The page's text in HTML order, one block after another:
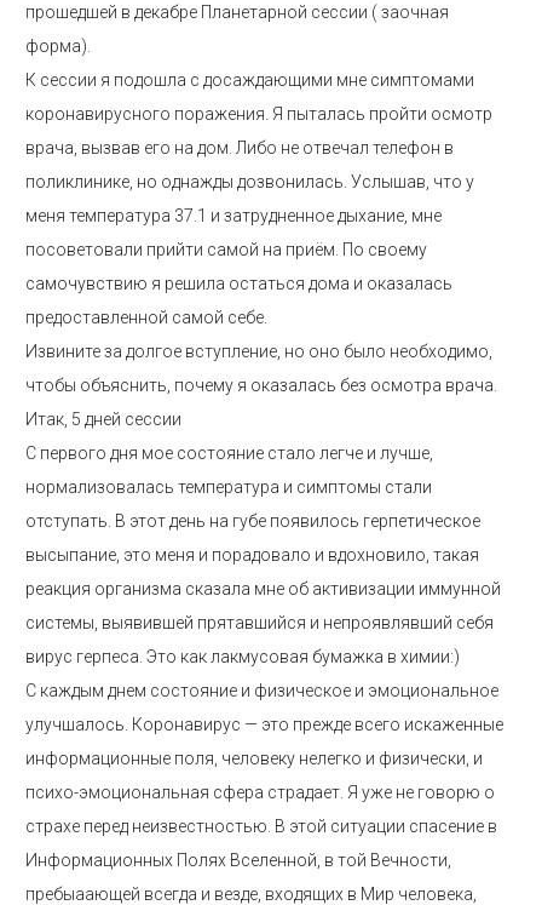
прошедшей в декабре Планетарной сессии ( заочная
форма).
К сессии я подошла с досаждающими мне симптомами
коронавирусного поражения. Я пыталась пройти осмотр
врача, вызвав его на дом. Либо не отвечал телефон в
поликлинике, но однажды дозвонилась. Услышав, что у
меня температура 37.1 и затрудненное дыхание, мне
посоветовали прийти самой на приём. По своему
самочувствию я решила остаться дома и оказалась
предоставленной самой себе.
Извините за долгое вступление, но оно было необходимо,
чтобы объяснить, почему я оказалась без осмотра врача.
Итак, 5 дней сессии
С первого дня мое состояние стало легче и лучше,
нормализовалась температура и симптомы стали
отступать. В этот день на губе появилось герпетическое
высыпание, это меня и порадовало и вдохновило, такая
реакция организма сказала мне об активизации иммунной
системы, выявившей прятавшийся и непроявлявший себя
вирус герпеса. Это как лакмусовая бумажка в химии:)
С каждым днем состояние и физическое и эмоциональное
улучшалось. Коронавирус — это прежде всего искаженные
информационные поля, человеку нелегко и физически, и
психо-эмоциональная сфера страдает. Я уже не говорю о
страхе перед неизвестностью. В этой ситуации спасение в
Информационных Полях Вселенной, в той Вечности,
пребыаающей всегда и везде, входящих в Мир человека,